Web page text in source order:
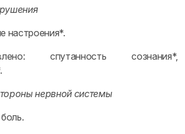
настроения*.
спутанность сознания*,
нервной системы